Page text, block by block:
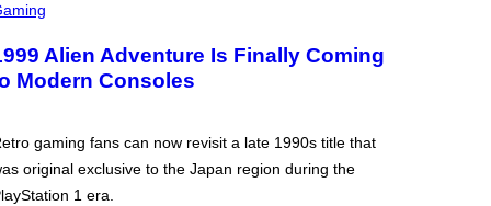
Alien Adventure Is Finally Coming
Modern Consoles
gaming fans can now revisit a late 1990s title that
original exclusive to the Japan region during the
1 era.